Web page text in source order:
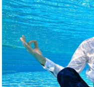
e
a
k
n
g